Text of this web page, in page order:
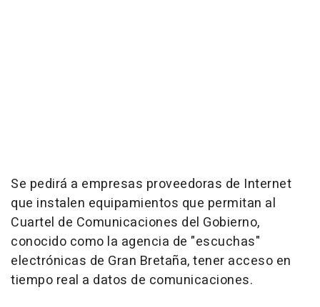
Se pedirá a empresas proveedoras de Internet
que instalen equipamientos que permitan al
Cuartel de Comunicaciones del Gobierno,
conocido como la agencia de "escuchas"
electrónicas de Gran Bretaña, tener acceso en
tiempo real a datos de comunicaciones.